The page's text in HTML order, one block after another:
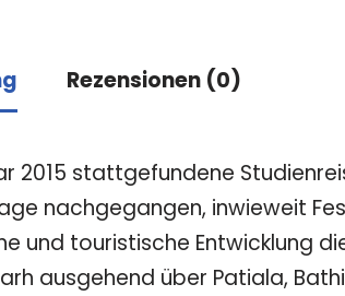
Rezensionen (0)
2015 stattgefundene
nachgegangen, inwieweit
und touristische Entwicklung
ausgehend über Patiala,